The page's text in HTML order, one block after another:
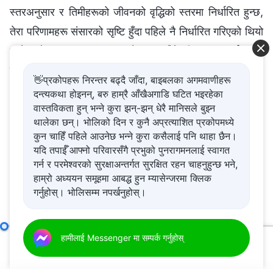
स्तरअनुसार र तिमीहरूको जीवनको वृद्धिको स्तरमा निर्धारित हुन्छ,
तेरा परिणामहरू संसारको सृष्टि हुँदा पहिले नै निर्धारित गरिएको थियो
भन्ने कुनै मानव धारणाअनुसार होइनन्। तैँले यी कुराहरूलाई स्पष्ट
तपाई र तपाईको परिवारलाई अति आवश्यक छ भनेर आह्वान गर्दै: पीडा
बिना सुन्दर जीवन बिताउने मौका प्राप्त गर्न प्रभुको आगमनलाई
स्वागत गर्नु। यदि तपाईं आफ्नो परिवारसँग यो आशिष प्राप्त गर्न
चाहनुहुन्छ भने, कृपया हामीलाई सम्पर्क गर्न बटन क्लिक गर्नुहोस्।
हामी तपाईंलाई प्रभुको आगमनलाई स्वागत गर्ने बाटो फेला पार्न मद्दत
गर्नेछौं।
👋प्रकोपहरू निरन्तर बढ्दै जाँदा, बाइबलका अगमवाणीहरू
दन्त्यकथा होइनन्, बरु हाम्रै आँखैअगाडि घटित भइरहेका
वास्तविकता हुन् भन्ने कुरा झन्-झन् धेरै मानिसले बुझ्न
थालेका छन्। भोलिको दिन र कुनै अप्रत्याशित प्रकोपमध्ये
कुन चाहिँ पहिले आउनेछ भन्ने कुरा कसैलाई पनि थाहा छैन।
यदि तपाईँ आफ्नो परिवारसँगै प्रभुको पुनरागमनलाई स्वागत
गर्न र परमेश्‍वरको सुरक्षाअन्तर्गत सुरक्षित रहन चाहनुहुन्छ भने,
हाम्रो अध्ययन समूहमा आबद्ध हुन म्यासेन्जरमा क्लिक
गर्नुहोस्। भोलिसम्म नपर्खनुहोस्।
हामीलाई Messenger मा सम्पर्क गर्नुहोस्